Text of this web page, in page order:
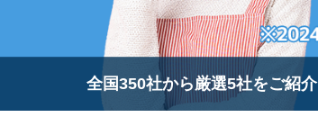
全国350社から厳選5社をご紹介